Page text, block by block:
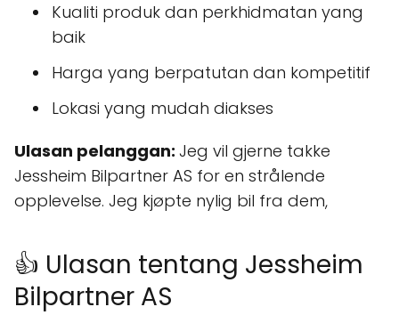
Kualiti produk dan perkhidmatan yang
baik
Harga yang berpatutan dan kompetitif
Lokasi yang mudah diakses
Ulasan pelanggan: Jeg vil gjerne takke
Jessheim Bilpartner AS for en strålende
opplevelse. Jeg kjøpte nylig bil fra dem,
👍 Ulasan tentang Jessheim
Bilpartner AS